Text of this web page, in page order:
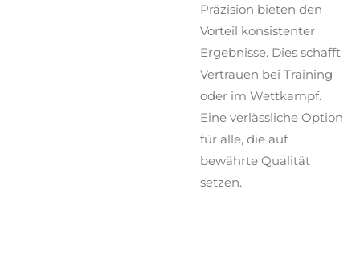
Präzision bieten den
Vorteil konsistenter
Ergebnisse. Dies schafft
Vertrauen bei Training
oder im Wettkampf.
Eine verlässliche Option
für alle, die auf
bewährte Qualität
setzen.